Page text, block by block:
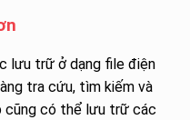
lưu trữ ở dạng file điện
tra cứu, tìm kiếm và
cũng có thể lưu trữ các